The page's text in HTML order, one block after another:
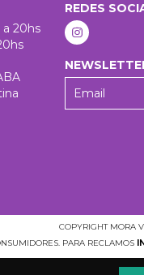
a 20hs
REDES
COPYRIGHT MORA
PARA RECLAMOS